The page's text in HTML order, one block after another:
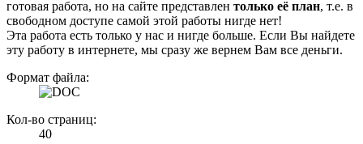
готовая работа, но на сайте представлен только её план, т.е. в
свободном доступе самой этой работы нигде нет!
Эта работа есть только у нас и нигде больше. Если Вы найдете
эту работу в интернете, мы сразу же вернем Вам все деньги.
Формат файла:
Кол-во страниц:
40